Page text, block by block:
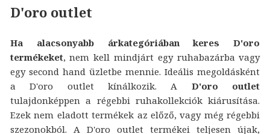
D'oro outlet
Ha alacsonyabb árkategóriában keres D'oro
termékeket, nem kell mindjárt egy ruhabazárba vagy
egy second hand üzletbe mennie. Ideális megoldásként
a D'oro outlet kínálkozik. A D'oro outlet
tulajdonképpen a régebbi ruhakollekciók kiárusítása.
Ezek nem eladott termékek az előző, vagy még régebbi
szezonokból. A D'oro outlet termékei teljesen újak,